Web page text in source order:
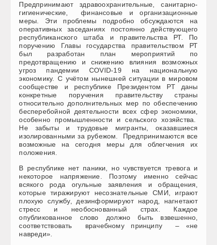
Предпринимают здравоохранительные, санитарно-
гигиенические, финансовые и организационные
меры. Эти проблемы подробно обсуждаются на
оперативных заседаниях постоянно действующего
республиканского штаба и правительства РТ. По
поручению Главы государства правительством РТ
был разработан план мероприятий по
предотвращению и снижению влияния возможных
угроз пандемии COVID-19 на национальную
экономику. С учётом нынешней ситуации в мировом
сообществе и республике Президентом РТ даны
конкретные поручения правительству страны
относительно дополнительных мер по обеспечению
бесперебойной деятельности всех сфер экономики,
особенно промышленности и сельского хозяйства.
Не забыты и трудовые мигранты, оказавшиеся
изолированными за рубежом. Предпринимаются все
возможные на сегодня меры для облегчения их
положения.
В республике нет паники, но чувствуется тревога и
некоторое напряжение. Поэтому именно сейчас
всякого рода огульные заявления и обращения,
которые тиражируют несознательные СМИ, играют
плохую службу, дезинформируют народ, нагнетают
стресс и необоснованный страх. Каждое
опубликованное слово должно быть взвешенно,
соответствовать врачебному принципу – «не
навреди».